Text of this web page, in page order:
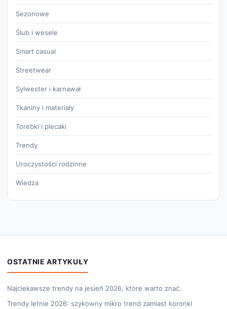
Sezonowe
Ślub i wesele
Smart casual
Streetwear
Sylwester i karnawał
Tkaniny i materiały
Torebki i plecaki
Trendy
Uroczystości rodzinne
Wiedza
OSTATNIE ARTYKUŁY
Najciekawsze trendy na jesień 2026, które warto znać.
Trendy letnie 2026: szykowny mikro trend zamiast koronki